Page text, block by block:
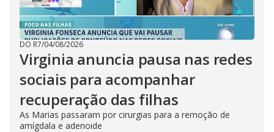
DO R7/04/08/2026
Virginia anuncia pausa nas redes
sociais para acompanhar
recuperação das filhas
As Marias passaram por cirurgias para a remoção de
amígdala e adenoide